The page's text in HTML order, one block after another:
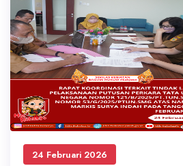
24 Februari 2026